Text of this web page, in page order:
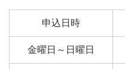
申込日時
金曜日～日曜日